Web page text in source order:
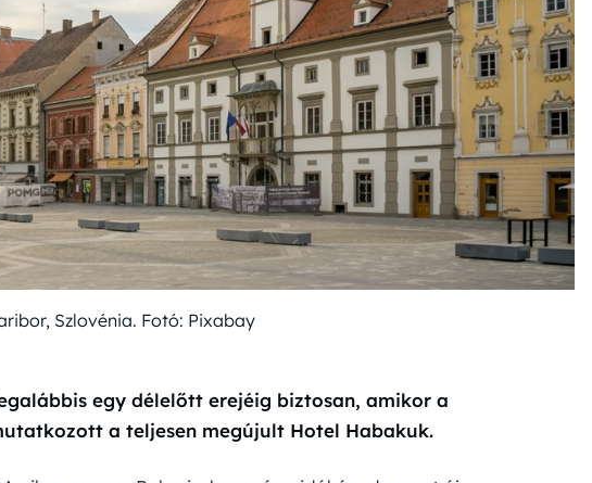
Szlovénia. Fotó: Pixabay
egy délelőtt erejéig biztosan, amikor a
a teljesen megújult Hotel Habakuk.